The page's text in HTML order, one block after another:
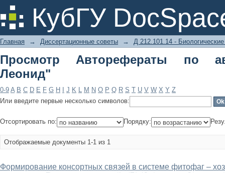
КубГУ
Просмотр Авторефераты по
Главная → Диссертационные советы → Д 212.101.14 - Биологические
Просмотр Авторефераты по
Леонид"
0-9 A B C D E F G H J K L M N O P Q R S T U V W X Y Z
Или введите первые несколько символов:
Отсортировать по: Порядку:
Отображаемые документы 1-1 из 1
Формирование консортных связей в системе фитофаг –